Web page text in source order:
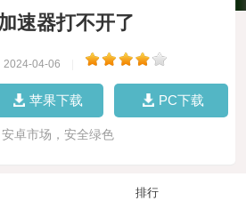
速器打不开了
2024-04-06
苹果下载 PC下载
安卓市场，安全绿色
排行